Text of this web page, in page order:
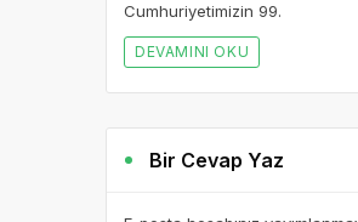
Cumhuriyetimizin 99.
DEVAMINI OKU
Bir Cevap Yaz